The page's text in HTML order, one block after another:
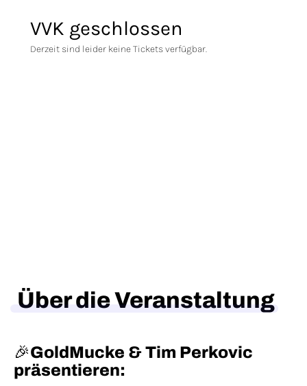
VVK geschlossen
Derzeit sind leider keine Tickets verfügbar.
Über die Veranstaltung
🎉GoldMucke & Tim Perkovic
präsentieren: